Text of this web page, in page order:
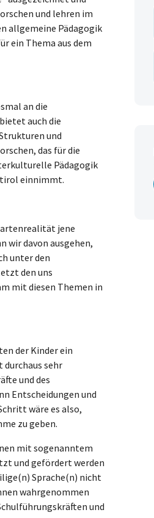
und lehren im
allgemeine Pädagogik
ein Thema aus dem
an die
auch die
und
das für die
Pädagogik
einnimmt.
jene
wir davon ausgehen,
unter den
den uns
mit diesen Themen in
der Kinder ein
durchaus sehr
und des
Entscheidungen und
wäre es also,
zu geben.
mit sogenanntem
und gefördert werden
Sprache(n) nicht
wahrgenommen
und